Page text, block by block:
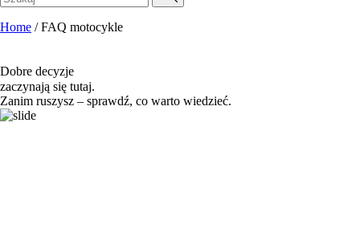
Home /FAQ motocykle
Dobre decyzje
zaczynają się tutaj.
Zanim ruszysz – sprawdź, co warto wiedzieć.